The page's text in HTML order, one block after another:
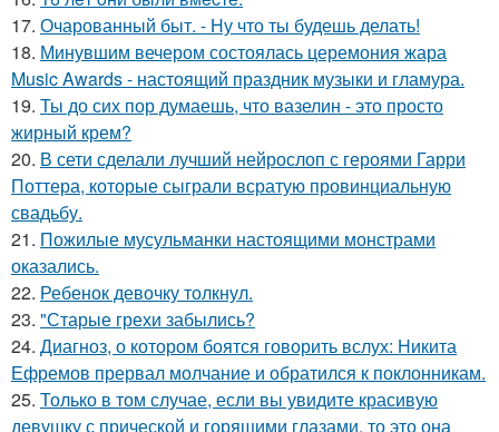
17. Очарованный быт. - Ну что ты будешь делать!
18. Минувшим вечером состоялась церемония жара
Music Awards - настоящий праздник музыки и гламура.
19. Ты до сих пор думаешь, что вазелин - это просто
жирный крем?
20. В сети сделали лучший нейрослоп с героями Гарри
Поттера, которые сыграли всратую провинциальную
свадьбу.
21. Пожилые мусульманки настоящими монстрами
оказались.
22. Ребенок девочку толкнул.
23. "Старые грехи забылись?
24. Диагноз, о котором боятся говорить вслух: Никита
Ефремов прервал молчание и обратился к поклонникам.
25. Только в том случае, если вы увидите красивую
девушку с прической и горящими глазами, то это она